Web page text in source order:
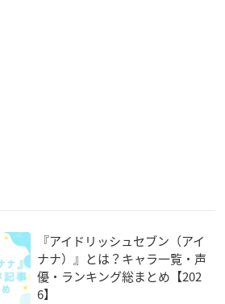
恋と選挙とチョコレ
ート
毛利夜雲
黒子のバスケ
紫原敦
『アイドリッシュセブン（アイ
ナナ）』とは？キャラ一覧・声
優・ランキング総まとめ【202
6】